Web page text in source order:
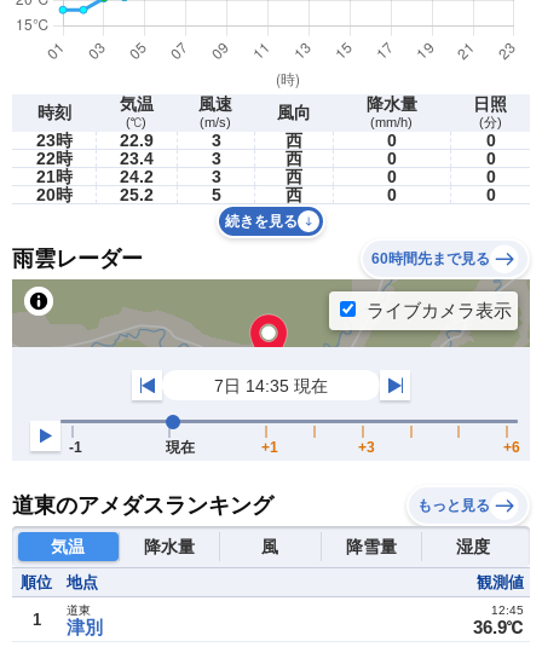
時刻 気温
(℃)
風速
(m/s) 風向 降水量
(mm/h)
日照
(分)
23時 22.9 3 西 0
0
22時
23.4 3 西 0
0
21時
24.2 3 西 0
0
20時
25.2 5 西 0 0
続きを見る
雨雲レーダー 60時間先まで見る
道東のアメダスランキング もっと見る
気温 降水量 風 降雪量 湿度
順位 地点 観測値
1 津別
道東
36.9℃
12:45